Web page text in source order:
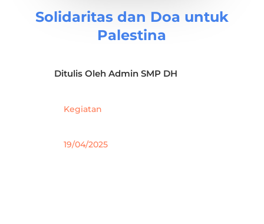
Solidaritas dan Doa untuk
Palestina
Ditulis Oleh Admin SMP DH
Kegiatan
19/04/2025